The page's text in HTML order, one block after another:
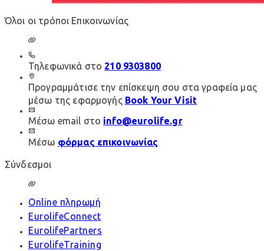
Όλοι οι τρόποι Επικοινωνίας
Τηλεφωνικά στο 210 9303800
Προγραμμάτισε την επίσκεψη σου στα γραφεία μας
μέσω της εφαρμογής Book Your Visit
Μέσω email στο info@eurolife.gr
Μέσω φόρμας επικοινωνίας
Σύνδεσμοι
Online πληρωμή
EurolifeConnect
EurolifePartners
EurolifeTraining